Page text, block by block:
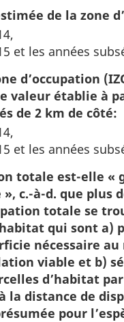
de la zone
et les années
d’occupation
valeur établie à
de 2 km de côté:
et les années
totale est-elle «
c.-à-d. que plus
totale se
qui sont a)
nécessaire
viable et b)
d’habitat
la distance de
pour